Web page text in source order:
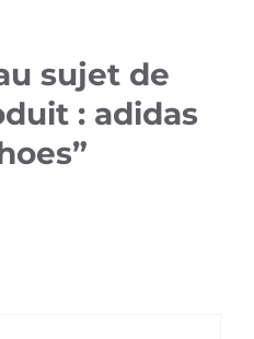
sujet de
: adidas